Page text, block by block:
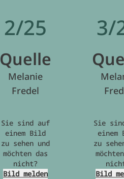
2/25
Quelle
Melanie
Fredel
Sie sind auf
einem Bild
zu sehen und
möchten das
nicht?
Bild melden
3/
Sie
einem
zu
Bild